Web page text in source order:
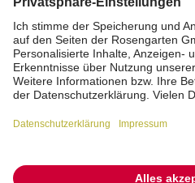
Impressum Datenschutz
Interne Meldestelle
Barrierefreiheitserklärung